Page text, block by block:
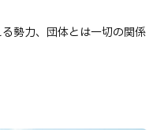
勢力、団体とは一切の関係